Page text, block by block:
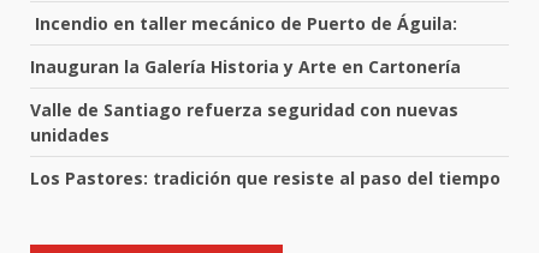
Incendio en taller mecánico de Puerto de Águila:
Inauguran la Galería Historia y Arte en Cartonería
Valle de Santiago refuerza seguridad con nuevas
unidades
Los Pastores: tradición que resiste al paso del tiempo